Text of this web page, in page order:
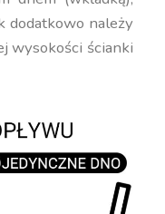
dodatkowo należy
wysokości ścianki